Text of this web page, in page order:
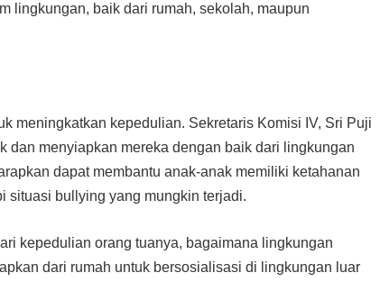
lingkungan, baik dari rumah, sekolah, maupun
meningkatkan kepedulian. Sekretaris Komisi IV, Sri Puji
dan menyiapkan mereka dengan baik dari lingkungan
dapat membantu anak-anak memiliki ketahanan
situasi bullying yang mungkin terjadi.
kepedulian orang tuanya, bagaimana lingkungan
dari rumah untuk bersosialisasi di lingkungan luar